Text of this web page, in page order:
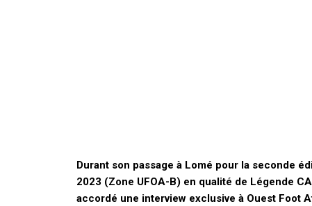
Durant son passage à Lomé pour la seconde
2023 (Zone UFOA-B) en qualité de Légende
accordé une interview exclusive à Ouest Foot